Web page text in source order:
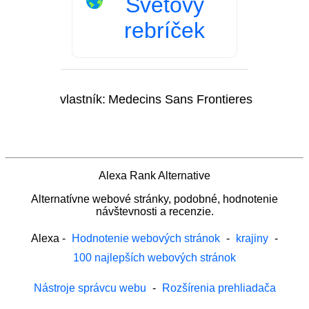
rebríček
vlastník: Medecins Sans Frontieres
Alexa Rank Alternative
Alternatívne webové stránky, podobné, hodnotenie
návštevnosti a recenzie.
Alexa - Hodnotenie webových stránok - krajiny -
100 najlepších webových stránok
Nástroje správcu webu - Rozšírenia prehliadača